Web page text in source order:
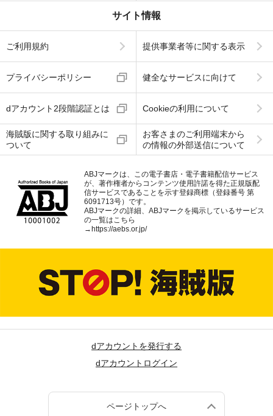
サイト情報
ご利用規約 提供事業者等に関する表示
プライバシーポリシー 健全なサービスに向けて
dアカウント2段階認証とは Cookieの利用について
海賊版に関する取り組みに
ついて
お客さまのご利用端末から
の情報の外部送信について
ABJマークは、この電子書店・電子書籍配信サービス
が、著作権者からコンテンツ使用許諾を得た正規版配
信サービスであることを示す登録商標（登録番号 第
6091713号）です。
ABJマークの詳細、ABJマークを掲示しているサービス
の一覧はこちら
→ https://aebs.or.jp/
dアカウントを発行する
dアカウントログイン
ページトップへ